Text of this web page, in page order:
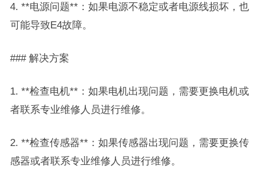
4. **电源问题**：如果电源不稳定或者电源线损坏，也
可能导致E4故障。
### 解决方案
1. **检查电机**：如果电机出现问题，需要更换电机或
者联系专业维修人员进行维修。
2. **检查传感器**：如果传感器出现问题，需要更换传
感器或者联系专业维修人员进行维修。